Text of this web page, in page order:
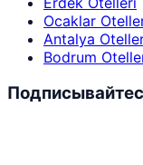
Ocaklar
Antalya
Bodrum